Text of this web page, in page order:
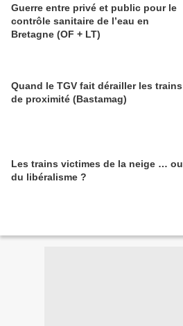
Guerre entre privé et public pour le
contrôle sanitaire de l’eau en
Bretagne (OF + LT)
Quand le TGV fait dérailler les trains
de proximité (Bastamag)
Les trains victimes de la neige … ou
du libéralisme ?